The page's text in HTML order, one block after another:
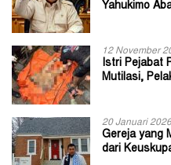
Yahukimo
12 November
Istri Pejabat
Mutilasi,
20 Januari 2026
Gereja yang
dari